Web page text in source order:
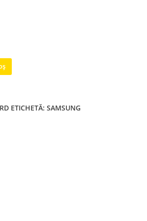
ETICHETĂ:SAMSUNG